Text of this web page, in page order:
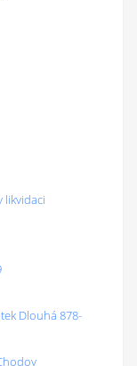
likvidaci
Dlouhá 878-